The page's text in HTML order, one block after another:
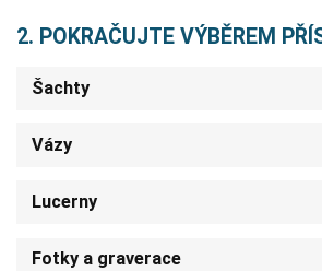
2. POKRAČUJTE VÝBĚREM
Šachty
Vázy
Lucerny
Fotky a graverace